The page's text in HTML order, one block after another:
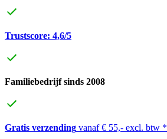
Trustscore: 4,6/5
Familiebedrijf sinds 2008
Gratis verzending vanaf € 55,- excl. btw *